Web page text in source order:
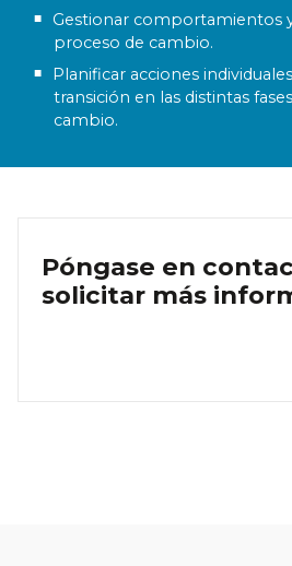
Gestionar comportamientos
proceso de cambio.
Planificar acciones
transición en las distintas
cambio.
Póngase en
solicitar más